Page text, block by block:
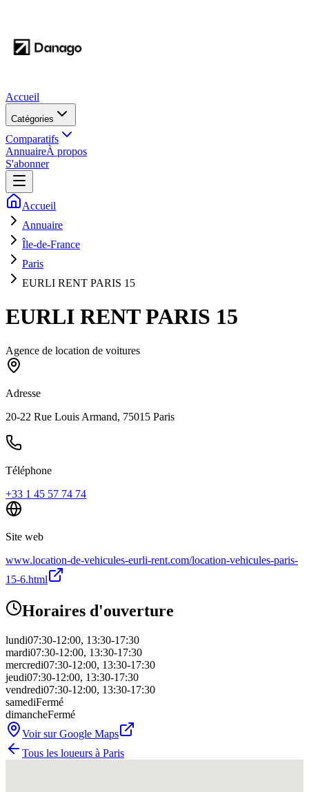
Accueil
Catégories
Comparatifs
AnnuaireÀ propos
S'abonner
Accueil
Annuaire
Île-de-France
Paris
EURLI RENT PARIS 15
EURLI RENT PARIS 15
Agence de location de voitures
Adresse
20-22 Rue Louis Armand, 75015 Paris
Téléphone
+33 1 45 57 74 74
Site web
www.location-de-vehicules-eurli-rent.com/location-vehicules-paris-
15-6.html
Horaires d'ouverture
lundi07:30-12:00, 13:30-17:30
mardi07:30-12:00, 13:30-17:30
mercredi07:30-12:00, 13:30-17:30
jeudi07:30-12:00, 13:30-17:30
vendredi07:30-12:00, 13:30-17:30
samediFermé
dimancheFermé
Voir sur Google Maps
Tous les loueurs à Paris